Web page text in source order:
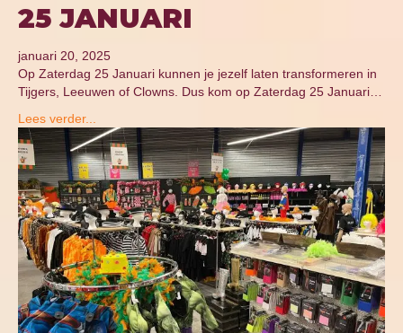
25 JANUARI
januari 20, 2025
Op Zaterdag 25 Januari kunnen je jezelf laten transformeren in
Tijgers, Leeuwen of Clowns. Dus kom op Zaterdag 25 Januari…
Lees verder...